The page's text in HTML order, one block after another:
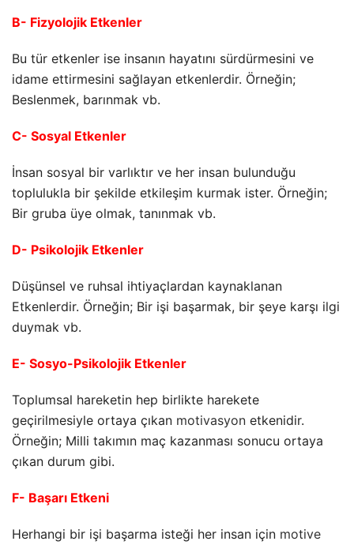
B- Fizyolojik Etkenler
Bu tür etkenler ise insanın hayatını sürdürmesini ve
idame ettirmesini sağlayan etkenlerdir. Örneğin;
Beslenmek, barınmak vb.
C- Sosyal Etkenler
İnsan sosyal bir varlıktır ve her insan bulunduğu
toplulukla bir şekilde etkileşim kurmak ister. Örneğin;
Bir gruba üye olmak, tanınmak vb.
D- Psikolojik Etkenler
Düşünsel ve ruhsal ihtiyaçlardan kaynaklanan
Etkenlerdir. Örneğin; Bir işi başarmak, bir şeye karşı ilgi
duymak vb.
E- Sosyo-Psikolojik Etkenler
Toplumsal hareketin hep birlikte harekete
geçirilmesiyle ortaya çıkan motivasyon etkenidir.
Örneğin; Milli takımın maç kazanması sonucu ortaya
çıkan durum gibi.
F- Başarı Etkeni
Herhangi bir işi başarma isteği her insan için motive